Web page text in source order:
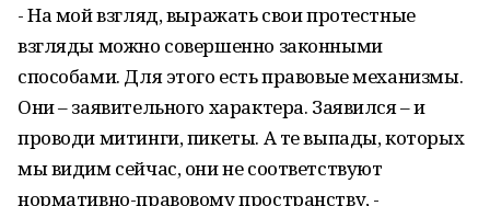
- На мой взгляд, выражать свои протестные
взгляды можно совершенно законными
способами. Для этого есть правовые механизмы.
Они – заявительного характера. Заявился – и
проводи митинги, пикеты. А те выпады, которых
мы видим сейчас, они не соответствуют
нормативно-правовому пространству, -